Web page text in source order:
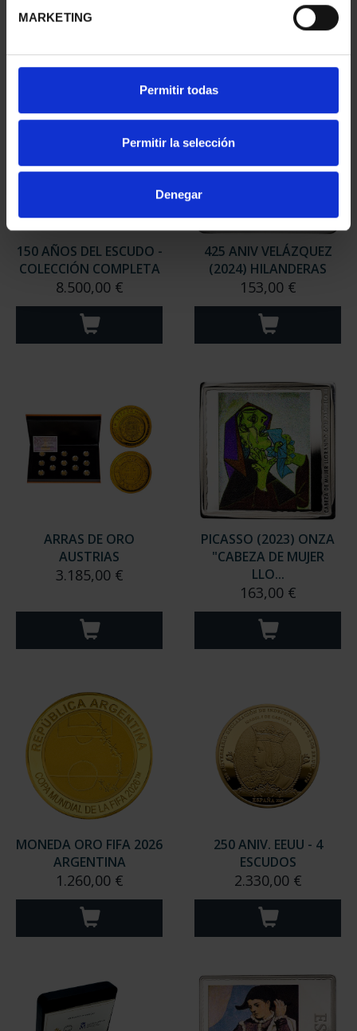
MARKETING
Permitir todas
Permitir la selección
Denegar
150 AÑOS DEL ESCUDO -
COLECCIÓN COMPLETA
8.500,00 €
425 ANIV VELÁZQUEZ
(2024) HILANDERAS
153,00 €
ARRAS DE ORO
AUSTRIAS
3.185,00 €
PICASSO (2023) ONZA
"CABEZA DE MUJER
LLO...
163,00 €
MONEDA ORO FIFA 2026
ARGENTINA
1.260,00 €
250 ANIV. EEUU - 4
ESCUDOS
2.330,00 €